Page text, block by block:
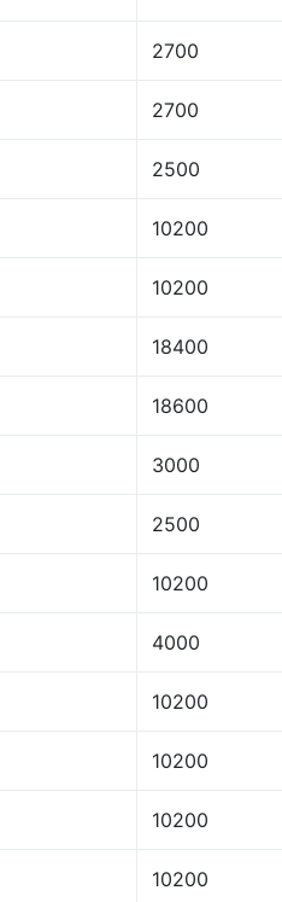
2700
2700
2500
10200
10200
18400
18600
3000
2500
10200
4000
10200
10200
10200
10200